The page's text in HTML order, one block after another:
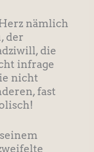
nämlich
der
die
infrage
nicht
fast